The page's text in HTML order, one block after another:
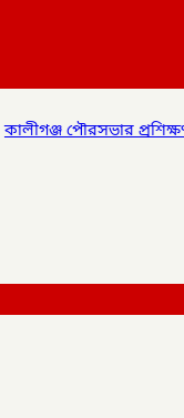
মাঝে যাতায়াত ভাতা